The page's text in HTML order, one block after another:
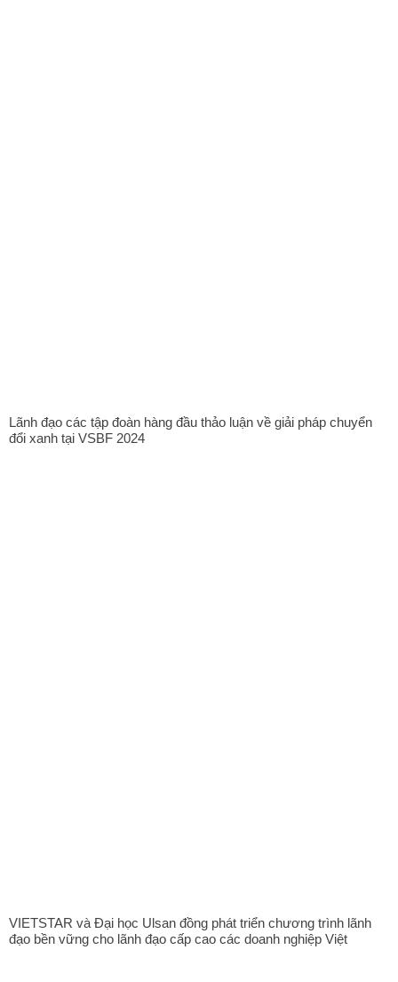
Lãnh đạo các tập đoàn hàng đầu thảo luận về giải pháp chuyển
đổi xanh tại VSBF 2024
VIETSTAR và Đại học Ulsan đồng phát triển chương trình lãnh
đạo bền vững cho lãnh đạo cấp cao các doanh nghiệp Việt